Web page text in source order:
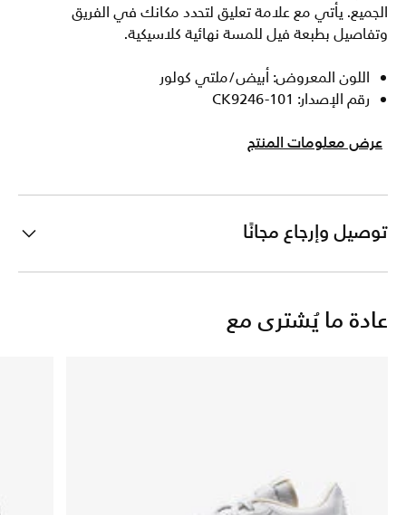
الجميع. يأتي مع علامة تعليق لتحدد مكانك في الفريق
وتفاصيل بطبعة فيل للمسة نهائية كلاسيكية.
اللون المعروض: أبيض/ملتي كولور
رقم الإصدار: CK9246-101
عرض معلومات المنتج
توصيل وإرجاع مجانًا
عادة ما يُشترى مع